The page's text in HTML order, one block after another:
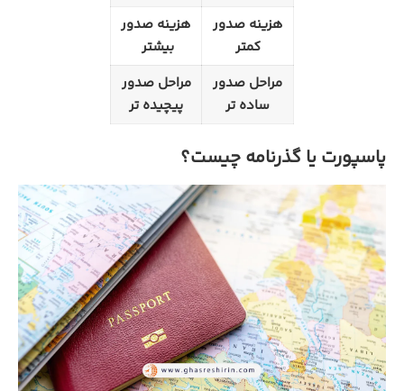
هزینه صدور
کمتر
هزینه صدور
بیشتر
مراحل صدور
ساده تر
مراحل صدور
پیچیده تر
پاسپورت یا گذرنامه چیست؟